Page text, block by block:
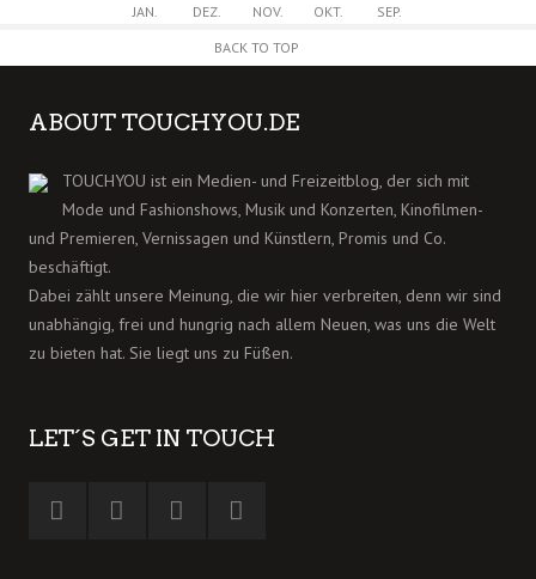
JAN. DEZ. NOV. OKT.
SEP.
BACK TO TOP
ABOUT TOUCHYOU.DE
TOUCHYOU ist ein Medien- und Freizeitblog, der sich mit
Mode und Fashionshows, Musik und Konzerten, Kinofilmen-
und Premieren, Vernissagen und Künstlern, Promis und Co.
beschäftigt.
Dabei zählt unsere Meinung, die wir hier verbreiten, denn wir sind
unabhängig, frei und hungrig nach allem Neuen, was uns die Welt
zu bieten hat. Sie liegt uns zu Füßen.
LET´S GET IN TOUCH